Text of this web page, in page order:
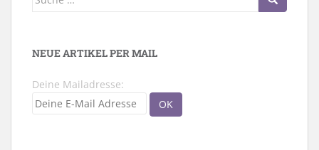
NEUE ARTIKEL PER MAIL
Deine Mailadresse: